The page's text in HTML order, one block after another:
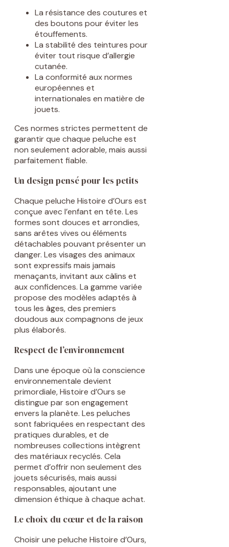
La résistance des coutures et
des boutons pour éviter les
étouffements.
La stabilité des teintures pour
éviter tout risque d’allergie
cutanée.
La conformité aux normes
européennes et
internationales en matière de
jouets.
Ces normes strictes permettent de
garantir que chaque peluche est
non seulement adorable, mais aussi
parfaitement fiable.
Un design pensé pour les petits
Chaque peluche Histoire d’Ours est
conçue avec l’enfant en tête. Les
formes sont douces et arrondies,
sans arêtes vives ou éléments
détachables pouvant présenter un
danger. Les visages des animaux
sont expressifs mais jamais
menaçants, invitant aux câlins et
aux confidences. La gamme variée
propose des modèles adaptés à
tous les âges, des premiers
doudous aux compagnons de jeux
plus élaborés.
Respect de l’environnement
Dans une époque où la conscience
environnementale devient
primordiale, Histoire d’Ours se
distingue par son engagement
envers la planète. Les peluches
sont fabriquées en respectant des
pratiques durables, et de
nombreuses collections intègrent
des matériaux recyclés. Cela
permet d’offrir non seulement des
jouets sécurisés, mais aussi
responsables, ajoutant une
dimension éthique à chaque achat.
Le choix du cœur et de la raison
Choisir une peluche Histoire d’Ours,